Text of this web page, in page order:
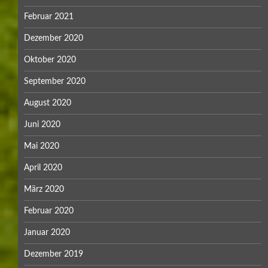
Februar 2021
Dezember 2020
Oktober 2020
September 2020
August 2020
Juni 2020
Mai 2020
April 2020
März 2020
Februar 2020
Januar 2020
Dezember 2019